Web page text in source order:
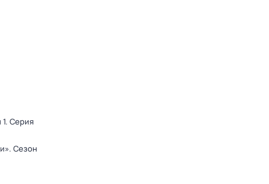
. Серия
. Сезон